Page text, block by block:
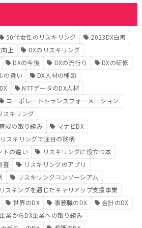
50代女性のリスキリング
2023DX白書
上
DXのリスキリング
DXの今後 DXの流行り
DXの研修
の違い
DX人材の種類
NTTデータのDX人材
コーポレートトランスフォーメーション
スキリング
成の取り組み
マナビDX
リスキリングで注目の銘柄
トの違い
リスキリングに役立つ本
査
リスキリングのアプリ
リスキリングコンソーシアム
リスキングを通じたキャリアップ支援事業
世界のDX 事務職のDX
会計のDX
業からDX企業への取り組み